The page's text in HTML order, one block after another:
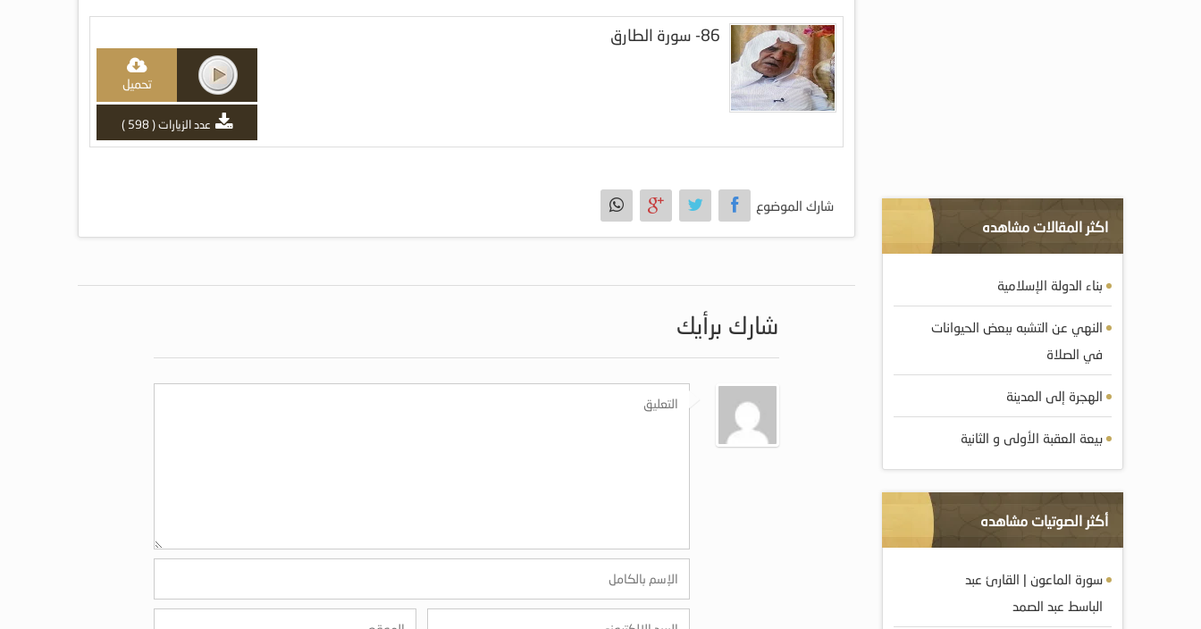
86- سورة الطارق
تحميل
عدد الزيارات ( 598 )
شارك الموضوع
شارك برأيك
اكثر المقالات مشاهده
بناء الدولة الإسلامية
النهي عن التشبه ببعض الحيوانات
في الصلاة
الهجرة إلى المدينة
بيعة العقبة الأولى و الثانية
أكثر الصوتيات مشاهده
سورة الماعون | القارئ عبد
الباسط عبد الصمد